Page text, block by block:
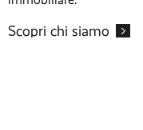
Scopri chi siamo